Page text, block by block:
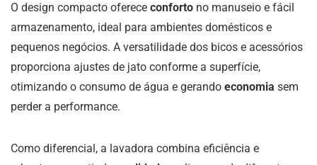
O design compacto oferece conforto no manuseio e fácil
armazenamento, ideal para ambientes domésticos e
pequenos negócios. A versatilidade dos bicos e acessórios
proporciona ajustes de jato conforme a superfície,
otimizando o consumo de água e gerando economia sem
perder a performance.
Como diferencial, a lavadora combina eficiência e